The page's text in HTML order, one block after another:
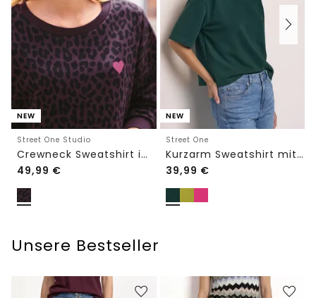
NEW
Street One Studio
Crewneck Sweatshirt im Loose Fit
49,99 €
NEW
Street One
Kurzarm Sweatshirt mit Rundhals
39,99 €
Unsere Bestseller